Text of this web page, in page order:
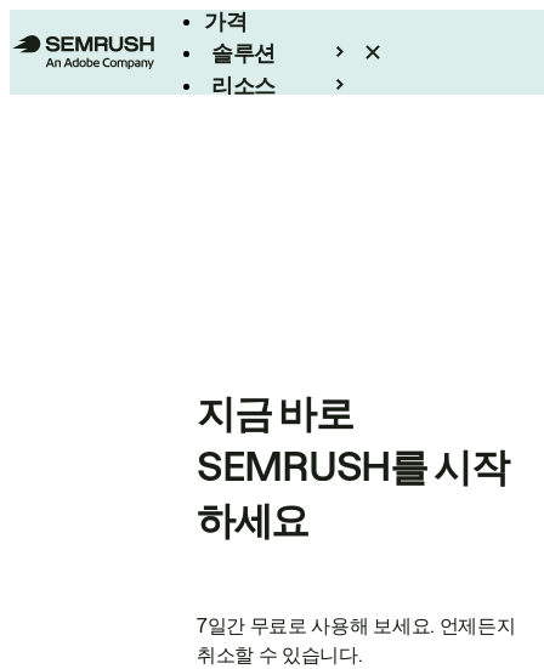
가격
솔루션
리소스
지금 바로
SEMRUSH를 시작
하세요
7일간 무료로 사용해 보세요. 언제든지
취소할 수 있습니다.